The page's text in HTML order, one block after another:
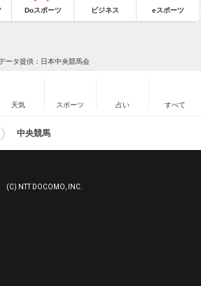
Doスポーツ ビジネス eスポーツ
ータ提供：日本中央競馬会
天気 スポーツ 占い すべて
中央競馬
(C) NTT DOCOMO, INC.